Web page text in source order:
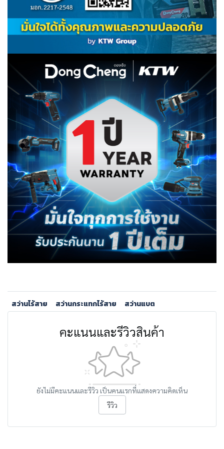
สว่านไร้สาย สว่านกระแทกไร้สาย สว่านแบต
คะแนนและรีวิวสินค้า
ยังไม่มีคะแนนและรีวิว เป็นคนแรกที่แสดงความคิดเห็น
รีวิว